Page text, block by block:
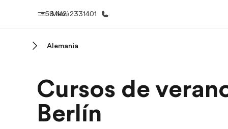
Menú
+58 412-2331401
Bienvenido a EF Ver todo lo
Alemania
Cursos de
Berlín